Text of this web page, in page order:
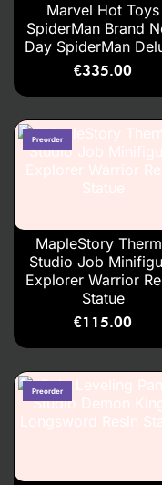
Marvel Hot Toys
SpiderMan Brand
Day SpiderMan
€335.00
MapleStory
Studio Job
Explorer Warrior
Statue
€115.00